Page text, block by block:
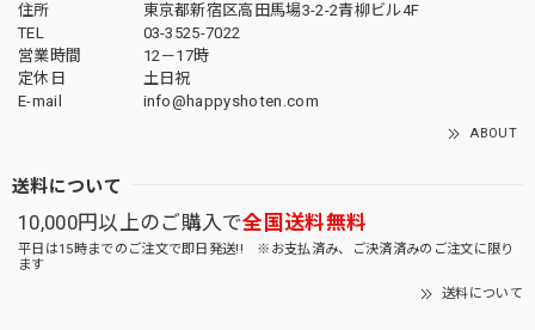
住所
東京都新宿区高田馬場3-2-2青柳ビル4F
TEL
03-3525-7022
営業時間
12－17時
定休日
土日祝
E-mail
info@happyshoten.com
ABOUT
送料について
10,000円以上のご購入で全国送料無料
平日は15時までのご注文で即日発送!! ※お支払済み、ご決済済みのご注文に限り
ます
送料について